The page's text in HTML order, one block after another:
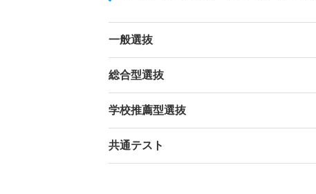
一般選抜
総合型選抜
学校推薦型選抜
共通テスト